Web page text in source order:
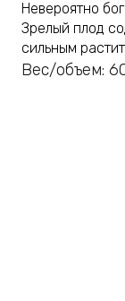
Невероятно
Зрелый плод
сильным
Вес/объем: